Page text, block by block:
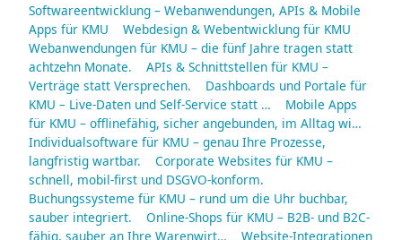
Softwareentwicklung – Webanwendungen, APIs & Mobile
Apps für KMU
Webdesign & Webentwicklung für KMU
Webanwendungen für KMU – die fünf Jahre tragen statt
achtzehn Monate.
APIs & Schnittstellen für KMU –
Verträge statt Versprechen.
Dashboards und Portale für
KMU – Live-Daten und Self-Service statt …
Mobile Apps
für KMU – offlinefähig, sicher angebunden, im Alltag wi…
Individualsoftware für KMU – genau Ihre Prozesse,
langfristig wartbar.
Corporate Websites für KMU –
schnell, mobil-first und DSGVO-konform.
Buchungssysteme für KMU – rund um die Uhr buchbar,
sauber integriert.
Online-Shops für KMU – B2B- und B2C-
fähig, sauber an Ihre Warenwirt…
Website-Integrationen